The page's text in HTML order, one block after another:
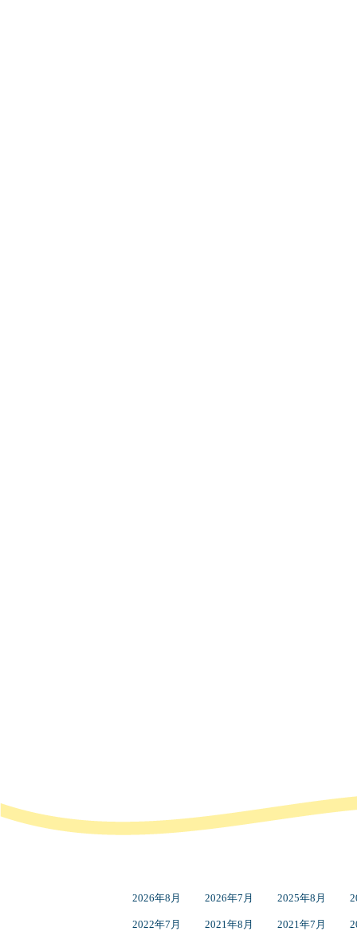
2026年8月 2026年7月 2025年8月
2022年7月 2021年8月 2021年7月